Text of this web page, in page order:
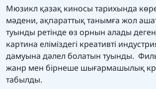
Мюзикл қазақ киносы тарихында
мәдени, ақпараттық танымға жол
туынды ретінде өз орнын алады
картина еліміздегі креативті
дамуына дәлел болатын туынды.
жанр мен бірнеше шығармашылық
табылды.